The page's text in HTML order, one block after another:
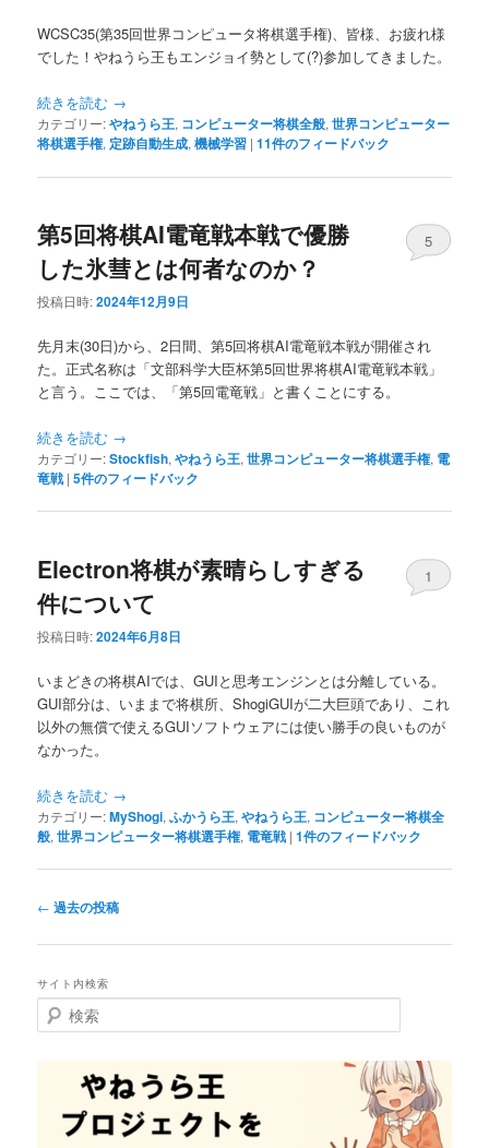
WCSC35(第35回世界コンピュータ将棋選手権)、皆様、お疲れ様
でした！やねうら王もエンジョイ勢として(?)参加してきました。
続きを読む →
カテゴリー:やねうら王, コンピューター将棋全般,世界コンピューター
将棋選手権, 定跡自動生成,機械学習 |11件のフィードバック
第5回将棋AI電竜戦本戦で優勝
した氷彗とは何者なのか？
投稿日時:2024年12月9日
5
先月末(30日)から、2日間、第5回将棋AI電竜戦本戦が開催され
た。正式名称は「文部科学大臣杯第5回世界将棋AI電竜戦本戦」
と言う。ここでは、「第5回電竜戦」と書くことにする。
続きを読む →
カテゴリー:Stockfish,やねうら王,世界コンピューター将棋選手権, 電
竜戦 |5件のフィードバック
Electron将棋が素晴らしすぎる
件について
投稿日時:2024年6月8日
1
いまどきの将棋AIでは、GUIと思考エンジンとは分離している。
GUI部分は、いままで将棋所、ShogiGUIが二大巨頭であり、これ
以外の無償で使えるGUIソフトウェアには使い勝手の良いものが
なかった。
続きを読む →
カテゴリー:MyShogi,ふかうら王,やねうら王, コンピューター将棋全
般,世界コンピューター将棋選手権, 電竜戦 |1件のフィードバック
投
ナ
ゲ
ー
← 過去の投稿
サイト内検索
検
索